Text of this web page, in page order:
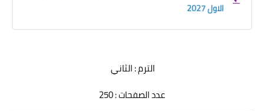
الاول 2027
الترم : الثاني
عدد الصفحات : 250